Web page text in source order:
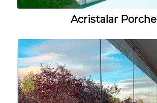
Acristalar Porche